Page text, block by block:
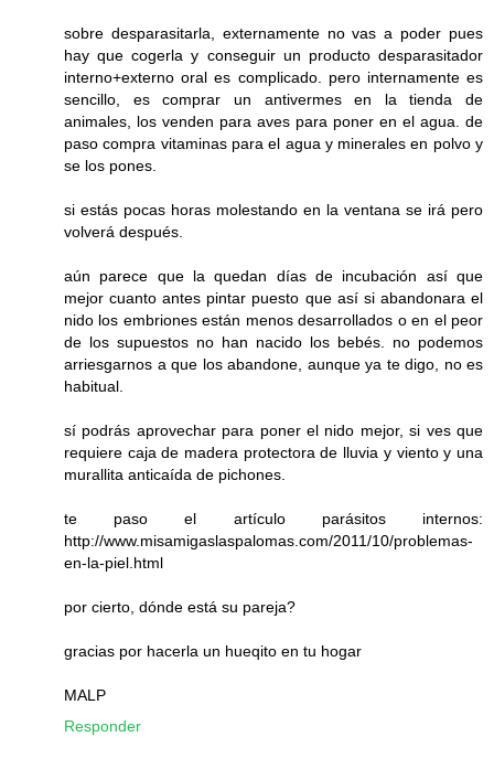
sobre desparasitarla, externamente no vas a poder pues
hay que cogerla y conseguir un producto desparasitador
interno+externo oral es complicado. pero internamente es
sencillo, es comprar un antivermes en la tienda de
animales, los venden para aves para poner en el agua. de
paso compra vitaminas para el agua y minerales en polvo y
se los pones.
si estás pocas horas molestando en la ventana se irá pero
volverá después.
aún parece que la quedan días de incubación así que
mejor cuanto antes pintar puesto que así si abandonara el
nido los embriones están menos desarrollados o en el peor
de los supuestos no han nacido los bebés. no podemos
arriesgarnos a que los abandone, aunque ya te digo, no es
habitual.
sí podrás aprovechar para poner el nido mejor, si ves que
requiere caja de madera protectora de lluvia y viento y una
murallita anticaída de pichones.
te paso el artículo parásitos internos:
http://www.misamigaslaspalomas.com/2011/10/problemas-
en-la-piel.html
por cierto, dónde está su pareja?
gracias por hacerla un hueqito en tu hogar
MALP
Responder